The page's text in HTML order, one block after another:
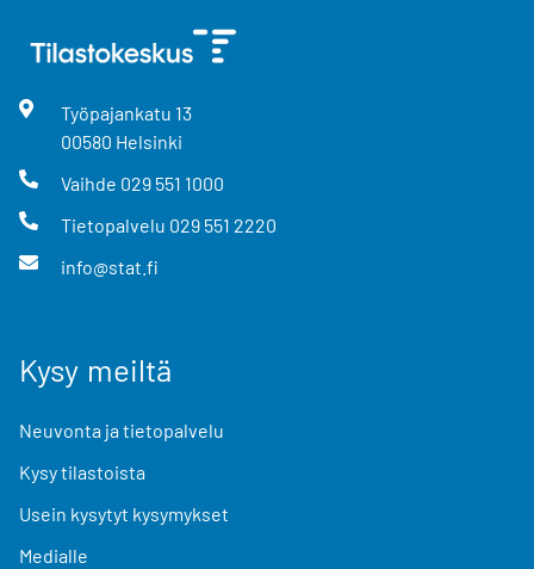
Työpajankatu 13
00580 Helsinki
Vaihde 029 551 1000
Tietopalvelu 029 551 2220
info@stat.fi
Kysy meiltä
Neuvonta ja tietopalvelu
Kysy tilastoista
Usein kysytyt kysymykset
Medialle